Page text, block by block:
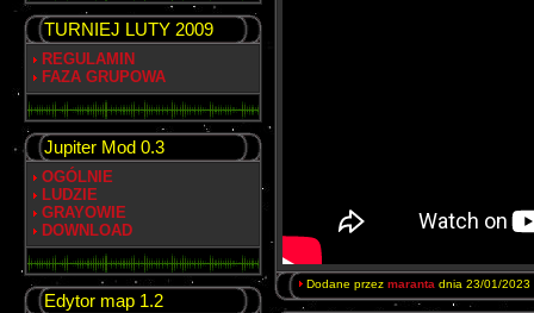
TURNIEJ LUTY 2009
REGULAMIN
FAZA GRUPOWA
Jupiter Mod 0.3
OGÓLNIE
LUDZIE
GRAYOWIE
DOWNLOAD
Edytor map 1.2
Dodane przez maranta dnia 23/01/